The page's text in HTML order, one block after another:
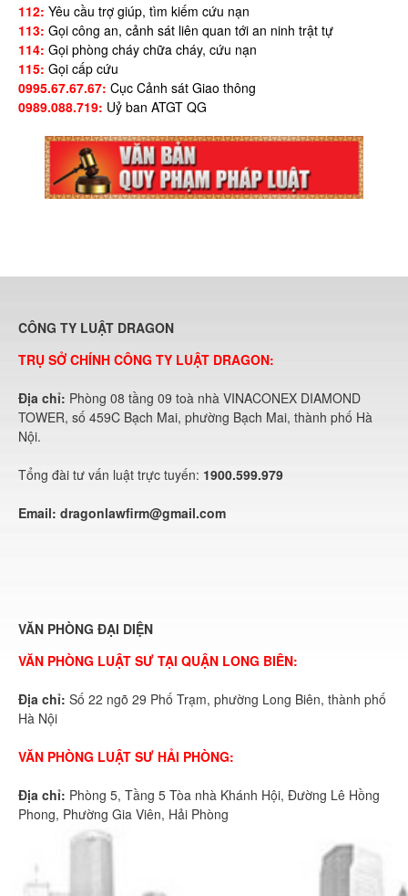
112: Yêu cầu trợ giúp, tìm kiếm cứu nạn
113: Gọi công an, cảnh sát liên quan tới an ninh trật tự
114: Gọi phòng cháy chữa cháy, cứu nạn
115: Gọi cấp cứu
0995.67.67.67: Cục Cảnh sát Giao thông
0989.088.719: Uỷ ban ATGT QG
CÔNG TY LUẬT DRAGON
TRỤ SỞ CHÍNH CÔNG TY LUẬT DRAGON:
Địa chỉ: Phòng 08 tầng 09 toà nhà VINACONEX DIAMOND
TOWER, số 459C Bạch Mai, phường Bạch Mai, thành phố Hà
Nội.
Tổng đài tư vấn luật trực tuyến: 1900.599.979
Email: dragonlawfirm@gmail.com
VĂN PHÒNG ĐẠI DIỆN
VĂN PHÒNG LUẬT SƯ TẠI QUẬN LONG BIÊN:
Địa chỉ: Số 22 ngõ 29 Phố Trạm, phường Long Biên, thành phố
Hà Nội
VĂN PHÒNG LUẬT SƯ HẢI PHÒNG:
Địa chỉ: Phòng 5, Tầng 5 Tòa nhà Khánh Hội, Đường Lê Hồng
Phong, Phường Gia Viên, Hải Phòng